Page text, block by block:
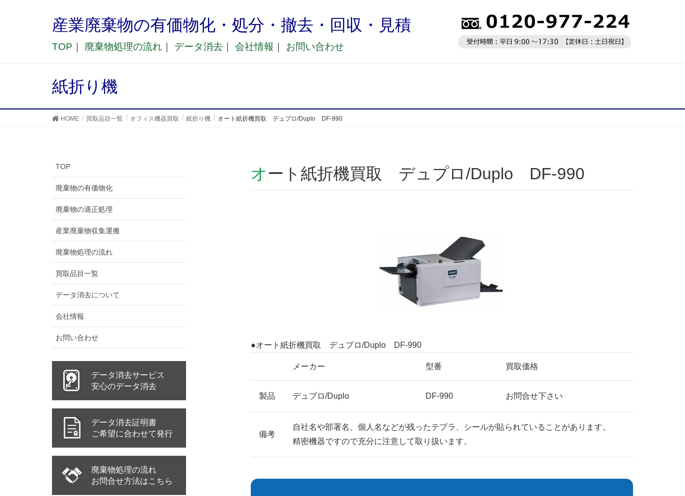
産業廃棄物の有価物化・処分・撤去・回収・見積
TOP 廃棄物処理の流れ データ消去 会社情報 お問い合わせ
紙折り機
HOME 買取品目一覧 オフィス機器買取 紙折り機 オート紙折機買取 デュプロ/Duplo DF-990
オート紙折機買取 デュプロ/Duplo DF-990
●オート紙折機買取 デュプロ/Duplo DF-990
メーカー 型番 買取価格
製品 デュプロ/Duplo DF-990 お問合せ下さい
備考
自社名や部署名、個人名などが残ったテプラ、シールが貼られていることがあります。
精密機器ですので充分に注意して取り扱います。
TOP
廃棄物の有価物化
廃棄物の適正処理
産業廃棄物収集運搬
廃棄物処理の流れ
買取品目一覧
データ消去について
会社情報
お問い合わせ
データ消去サービス
安心のデータ消去
データ消去証明書
ご希望に合わせて発行
廃棄物処理の流れ
お問合せ方法はこちら